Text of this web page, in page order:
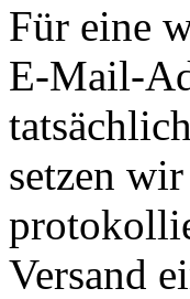
Für eine
E-Mail-
setzen
Versand